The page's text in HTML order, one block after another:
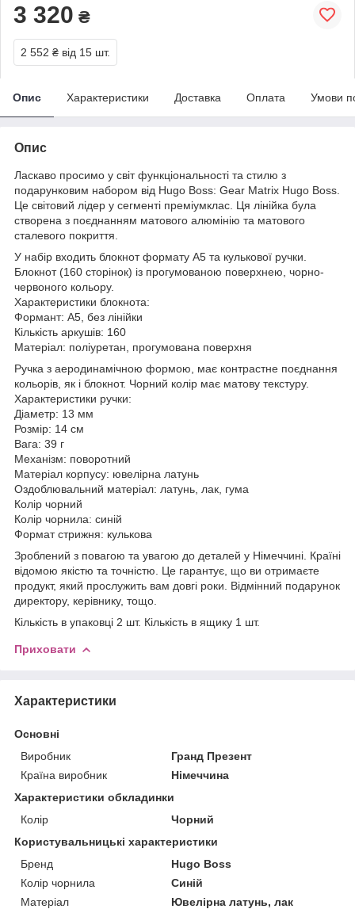
3 320 ₴
2 552 ₴ від 15 шт.
Опис Характеристики Доставка Оплата Умови
Опис
Ласкаво просимо у світ функціональності та стилю з
подарунковим набором від Hugo Boss: Gear Matrix Hugo Boss.
Це світовий лідер у сегменті преміумклас. Ця лінійка була
створена з поєднанням матового алюмінію та матового
сталевого покриття.
У набір входить блокнот формату А5 та кулькової ручки.
Блокнот (160 сторінок) із прогумованою поверхнею, чорно-
червоного кольору.
Характеристики блокнота:
Формант: А5, без лінійки
Кількість аркушів: 160
Матеріал: поліуретан, прогумована поверхня
Ручка з аеродинамічною формою, має контрастне поєднання
кольорів, як і блокнот. Чорний колір має матову текстуру.
Характеристики ручки:
Діаметр: 13 мм
Розмір: 14 см
Вага: 39 г
Механізм: поворотний
Матеріал корпусу: ювелірна латунь
Оздоблювальний матеріал: латунь, лак, гума
Колір чорний
Колір чорнила: синій
Формат стрижня: кулькова
Зроблений з повагою та увагою до деталей у Німеччині. Країні
відомою якістю та точністю. Це гарантує, що ви отримаєте
продукт, який прослужить вам довгі роки. Відмінний подарунок
директору, керівнику, тощо.
Кількість в упаковці 2 шт. Кількість в ящику 1 шт.
Приховати
Характеристики
Основні
Виробник
Гранд Презент
Країна виробник
Німеччина
Характеристики обкладинки
Колір
Чорний
Користувальницькі характеристики
Бренд
Hugo Boss
Колір чорнила
Синій
Матеріал
Ювелірна латунь, лак